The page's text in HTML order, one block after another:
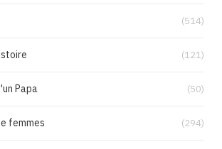
(514)
(121)
Papa (50)
femmes (294)